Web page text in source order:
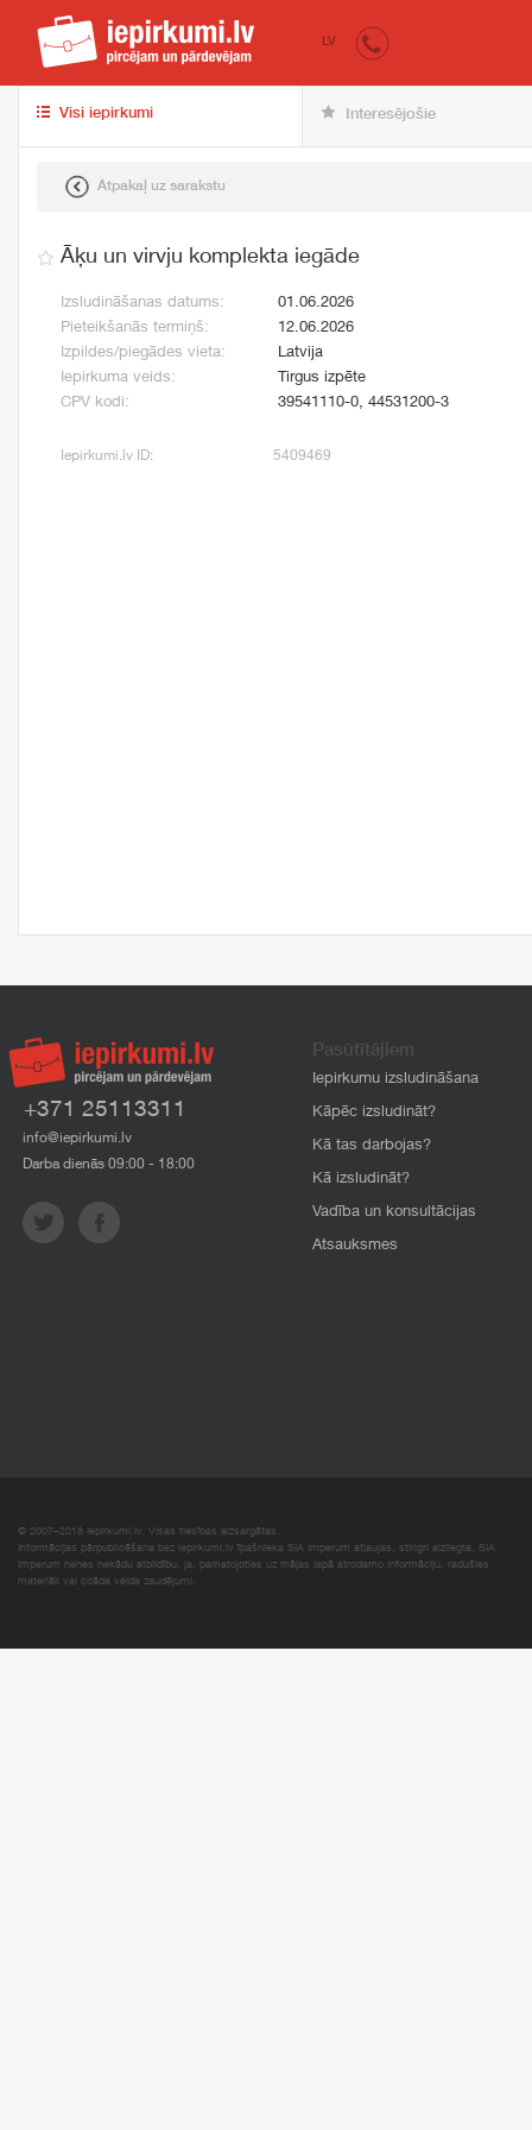
iepirkumi.lv
LV
Visi iepirkumi Interesējošie
Atpakaļ uz sarakstu
Āķu un virvju komplekta iegāde
Izsludināšanas datums:
01.06.2026
Pieteikšanās termiņš:
12.06.2026
Izpildes/piegādes vieta:
Latvija
Iepirkuma veids:
Tirgus izpēte
CPV kodi:
39541110-0, 44531200-3
Iepirkumi.lv ID: 5409469
+371 25113311
info@iepirkumi.lv
Darba dienās 09:00 - 18:00
Pasūtītājiem
Iepirkumu izsludināšana
Kāpēc izsludināt?
Kā tas darbojas?
Kā izsludināt?
Vadība un konsultācijas
Atsauksmes
© 2007–2018 Iepirkumi.lv. Visas tiesības aizsargātas.
Informācijas pārpublicēšana bez iepirkumi.lv īpašnieka SIA Imperum atļaujas, stingri aizliegta. SIA
Imperum nenes nekādu atbildību, ja, pamatojoties uz mājas lapā atrodamo informāciju, radušies
materiāli vai citāda veida zaudējumi.